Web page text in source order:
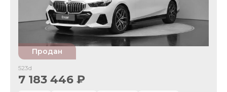
Продан
523d
7 183 446 ₽